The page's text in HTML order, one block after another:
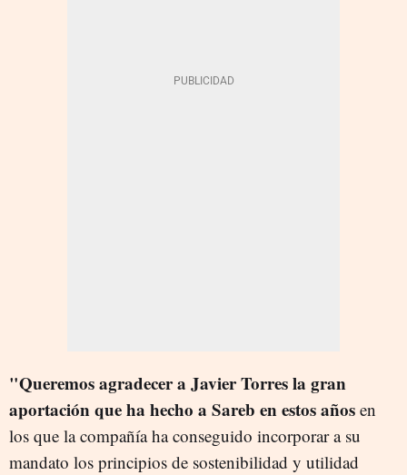
"Queremos agradecer a Javier Torres la gran
aportación que ha hecho a Sareb en estos años en
los que la compañía ha conseguido incorporar a su
mandato los principios de sostenibilidad y utilidad